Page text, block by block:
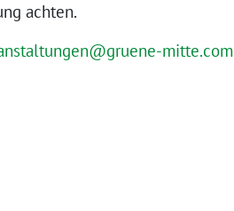
achten.
mitte.com